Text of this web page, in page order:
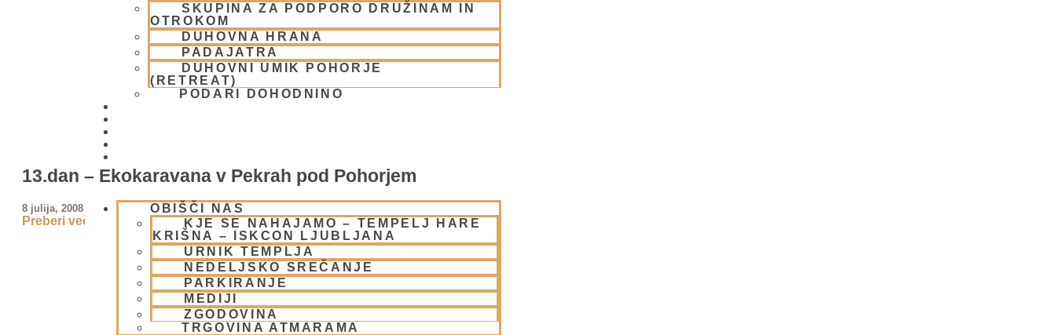
SKUPINA ZA PODPORO DRUŽINAM IN
OTROKOM
DUHOVNA HRANA
PADAJATRA
DUHOVNI UMIK POHORJE
(RETREAT)
PODARI DOHODNINO
OBIŠČI NAS
KJE SE NAHAJAMO – TEMPELJ HARE
KRIŠNA – ISKCON LJUBLJANA
URNIK TEMPLJA
NEDELJSKO SREČANJE
PARKIRANJE
MEDIJI
ZGODOVINA
TRGOVINA ATMARAMA
13.dan – Ekokaravana v Pekrah pod Pohorjem
8 julija, 2008
Preberi več »